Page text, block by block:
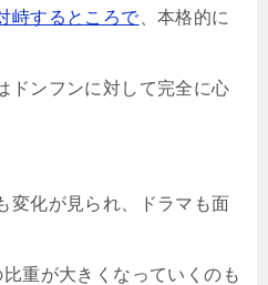
峙するところで、本格的に
ドンフンに対して完全に心
変化が見られ、ドラマも面
重が大きくなっていくのも